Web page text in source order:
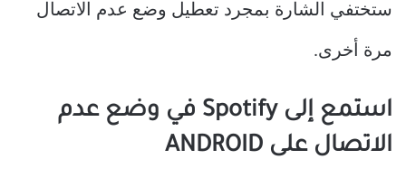
ستختفي الشارة بمجرد تعطيل وضع عدم الاتصال
مرة أخرى.
استمع إلى Spotify في وضع عدم
الاتصال على ANDROID